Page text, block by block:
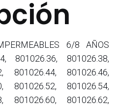
6/8 AÑOS
801026.36, 801026.38,
801026.44, 801026.46,
801026.52, 801026.54,
801026.60, 801026.62,